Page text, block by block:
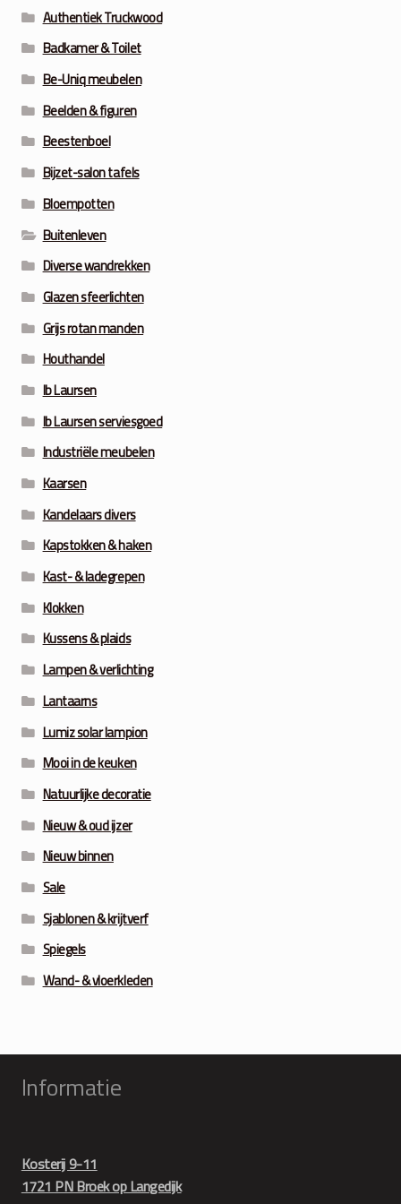
Authentiek Truckwood
Badkamer & Toilet
Be-Uniq meubelen
Beelden & figuren
Beestenboel
Bijzet-salon tafels
Bloempotten
Buitenleven
Diverse wandrekken
Glazen sfeerlichten
Grijs rotan manden
Houthandel
Ib Laursen
Ib Laursen serviesgoed
Industriële meubelen
Kaarsen
Kandelaars divers
Kapstokken & haken
Kast- & ladegrepen
Klokken
Kussens & plaids
Lampen & verlichting
Lantaarns
Lumiz solar lampion
Mooi in de keuken
Natuurlijke decoratie
Nieuw & oud ijzer
Nieuw binnen
Sale
Sjablonen & krijtverf
Spiegels
Wand- & vloerkleden
Informatie
Kosterij 9-11
1721 PN Broek op Langedijk